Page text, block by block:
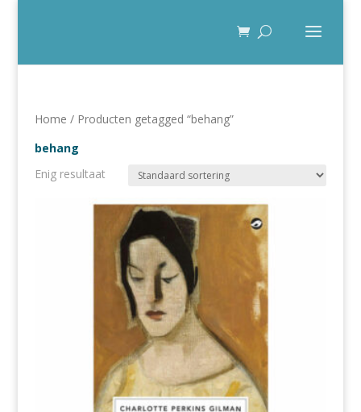
Home / Producten getagged “behang”
behang
Enig resultaat